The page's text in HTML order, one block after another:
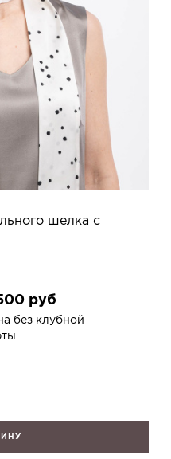
шелка с
руб
без клубной